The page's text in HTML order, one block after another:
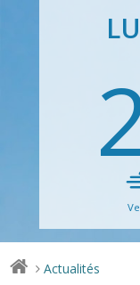
> Actualités